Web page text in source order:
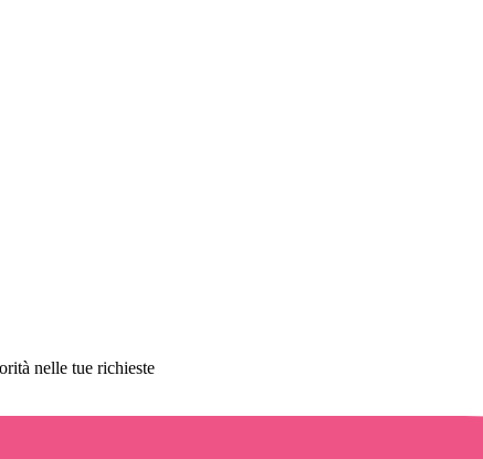
nelle tue richieste